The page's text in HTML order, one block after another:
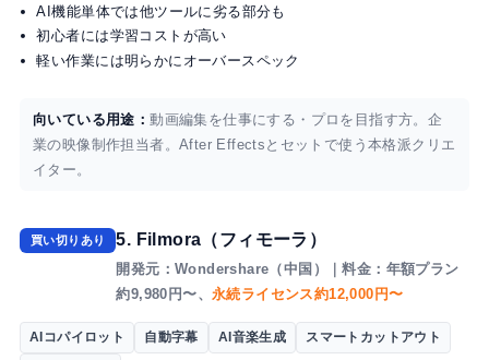
AI機能単体では他ツールに劣る部分も
初心者には学習コストが高い
軽い作業には明らかにオーバースペック
向いている用途：動画編集を仕事にする・プロを目指す方。企
業の映像制作担当者。After Effectsとセットで使う本格派クリエ
イター。
買い切りあり 5. Filmora（フィモーラ）
開発元：Wondershare（中国）｜料金：年額プラン
約9,980円〜、 永続ライセンス約12,000円〜
AIコパイロット 自動字幕 AI音楽生成 スマートカットアウト